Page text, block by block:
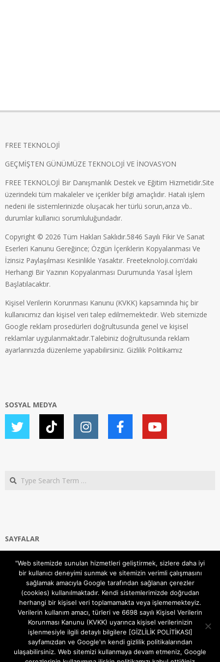
FREE TEKNOLOJİ
GEÇMİŞTEN GÜNÜMÜZE TEKNOLOJİ VE İNOVASYON
FREE TEKNOLOJİ Bir Danışmanlık Destek ve Eğitim Hizmetidir.Site
üzerindeki tüm makaleler ve içerikler bilgi amaçlıdır. Hatalı işlem
nedeni ile sistemlerinizde oluşacak her türlü sorun,arıza vb..
durumlar kullanıcı sorumluluğundadır.
Copyright © 2026 Tüm Hakları Saklıdır.5846 Sayılı Fikir Ve Sanat
Eserleri Kanunu Gereğince; Özgün İçeriklerin Kopyalanması Ve
İzinsiz Paylaşılması Kesinlikle Yasaktır. Freeteknoloji.com’daki
Herhangi Bir Yazının Kopyalanması Durumunda Yasal İşlem
Başlatılacaktır.
Kişisel Verilerin Korunması Kanunu (KVKK) kapsamında hiç bir
kullanıcımız dan kişisel veri talep edilmemektedir. Web sitemizde
Google reklam prosedürleri doğrultusunda genel ve kişisel
reklamlar uygulanmaktadır.Talebiniz doğrultusunda reklam
ayarlarınızda düzenleme yapabilirsiniz. Gizlilik Politikamız
SOSYAL MEDYA
Search
SAYFALAR
Gizlilik ve Çerezler (Cookies) Politikası
Hakkımızda
İletişim Kanalları
MODEM KURULUM
TEKNİK DESTEK
TELEVİZYON SİSTEMLERİ
"Web sitemizde sunulan hizmetleri geliştirmek, sizlere daha iyi
bir kullanıcı deneyimi sunmak ve sitemizin verimli çalışmasını
sağlamak amacıyla Google tarafından sağlanan çerezler
(cookies) kullanılmaktadır. Kendi sistemlerimizde doğrudan
herhangi bir kişisel veri toplamamakta veya işlememekteyiz.
Verilerin kullanım amacı, türleri ve 6698 sayılı Kişisel Verilerin
Korunması Kanunu (KVKK) uyarınca kişisel verilerinizin
işlenmesiyle ilgili detaylı bilgilere [GİZLİLİK POLİTİKASI]
sayfamızdan ve Google'ın kendi gizlilik politikalarından
ulaşabilirsiniz. Web sitemizi kullanmaya devam etmeniz, Google